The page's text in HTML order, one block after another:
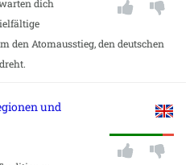
dich
den Atomausstieg, den deutschen
und